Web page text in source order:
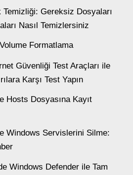
Temizliği: Gereksiz Dosyaları
Nasıl Temizlersiniz
Formatlama
Güvenliği Test Araçları ile
Karşı Test Yapın
Hosts Dosyasına Kayıt
Windows Servislerini Silme:
Windows Defender ile Tam